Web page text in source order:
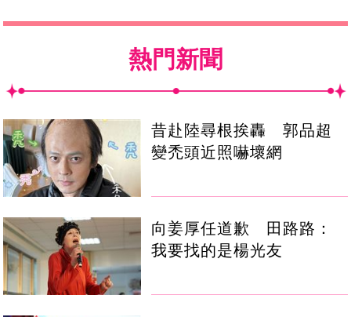
熱門新聞
昔赴陸尋根挨轟 郭品超
變禿頭近照嚇壞網
向姜厚任道歉 田路路：
我要找的是楊光友